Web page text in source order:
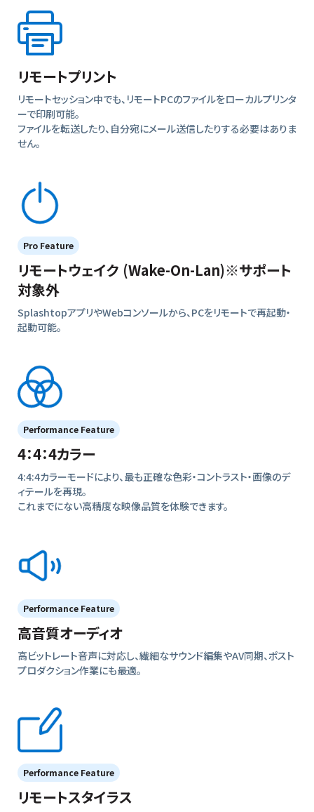
リモートプリント
リモートセッション中でも、リモートPCのファイルをローカルプリンタ
ーで印刷可能。
ファイルを転送したり、自分宛にメール送信したりする必要はありま
せん。
Pro Feature
リモートウェイク (Wake-On-Lan)※サポート
対象外
SplashtopアプリやWebコンソールから、PCをリモートで再起動・
起動可能。
Performance Feature
4：4：4カラー
4:4:4カラーモードにより、最も正確な色彩・コントラスト・画像のデ
ィテールを再現。
これまでにない高精度な映像品質を体験できます。
Performance Feature
高音質オーディオ
高ビットレート音声に対応し、繊細なサウンド編集やAV同期、ポスト
プロダクション作業にも最適。
Performance Feature
リモートスタイラス